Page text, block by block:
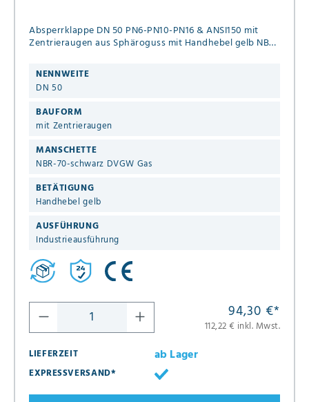
Absperrklappe DN 50 PN6-PN10-PN16 & ANSI150 mit
Zentrieraugen aus Sphäroguss mit Handhebel gelb NBR-
NENNWEITE
DN 50
BAUFORM
mit Zentrieraugen
MANSCHETTE
NBR-70-schwarz DVGW Gas
BETÄTIGUNG
Handhebel gelb
AUSFÜHRUNG
Industrieausführung
94,30 €*
112,22 € inkl. Mwst.
LIEFERZEIT
ab Lager
EXPRESSVERSAND*